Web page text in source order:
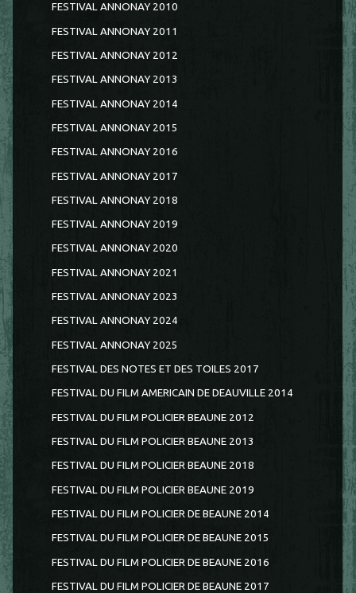
FESTIVAL ANNONAY 2010
FESTIVAL ANNONAY 2011
FESTIVAL ANNONAY 2012
FESTIVAL ANNONAY 2013
FESTIVAL ANNONAY 2014
FESTIVAL ANNONAY 2015
FESTIVAL ANNONAY 2016
FESTIVAL ANNONAY 2017
FESTIVAL ANNONAY 2018
FESTIVAL ANNONAY 2019
FESTIVAL ANNONAY 2020
FESTIVAL ANNONAY 2021
FESTIVAL ANNONAY 2023
FESTIVAL ANNONAY 2024
FESTIVAL ANNONAY 2025
FESTIVAL DES NOTES ET DES TOILES 2017
FESTIVAL DU FILM AMERICAIN DE DEAUVILLE 2014
FESTIVAL DU FILM POLICIER BEAUNE 2012
FESTIVAL DU FILM POLICIER BEAUNE 2013
FESTIVAL DU FILM POLICIER BEAUNE 2018
FESTIVAL DU FILM POLICIER BEAUNE 2019
FESTIVAL DU FILM POLICIER DE BEAUNE 2014
FESTIVAL DU FILM POLICIER DE BEAUNE 2015
FESTIVAL DU FILM POLICIER DE BEAUNE 2016
FESTIVAL DU FILM POLICIER DE BEAUNE 2017